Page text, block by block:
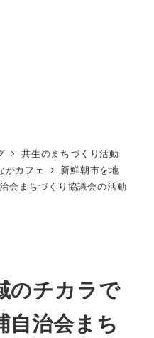
共生のまちづくり活動
かカフェ
新鮮朝市を地
会まちづくり協議会の活動
のチカラで
治会まち